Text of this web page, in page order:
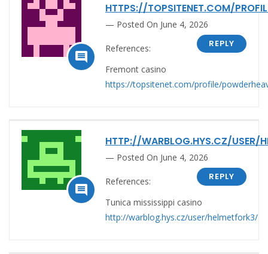

HTTPS://TOPSITENET.COM/
Posted On June 4, 2026
REPLY
References:
Fremont casino
https://topsitenet.com/profile/

HTTP://WARBLOG.HYS.CZ/USER/
Posted On June 4, 2026
REPLY
References:
Tunica mississippi casino
http://warblog.hys.cz/user/helmetfork3/